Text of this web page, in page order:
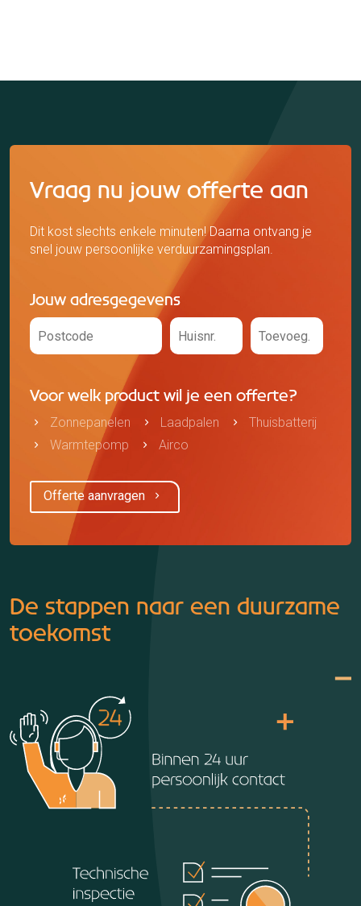
Vraag nu jouw offerte aan
Dit kost slechts enkele minuten! Daarna ontvang je
snel jouw persoonlijke verduurzamingsplan.
Jouw adresgegevens
Voor welk product wil je een offerte?
Zonnepanelen Laadpalen
Thuisbatterij
Warmtepomp
Airco
Offerte aanvragen
De stappen naar een duurzame
toekomst